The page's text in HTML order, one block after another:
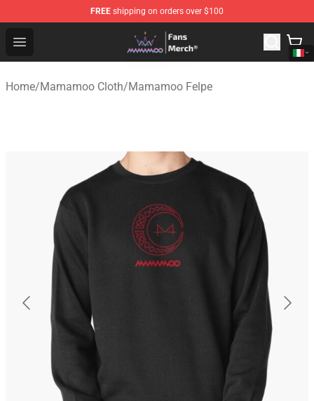
FREE shipping on orders over $100
Open menu
Mamamoo Store - Official Mamamoo Merchandise Shop
Home/Mamamoo Cloth/Mamamoo Felpe